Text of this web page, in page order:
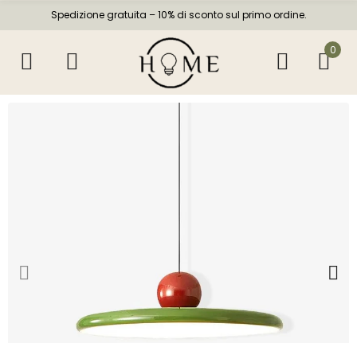
Spedizione gratuita – 10% di sconto sul primo ordine.
0